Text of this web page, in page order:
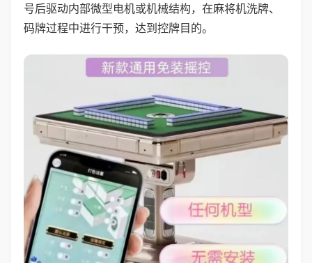
号后驱动内部微型电机或机械结构，在麻将机洗牌、
码牌过程中进行干预，达到控牌目的。